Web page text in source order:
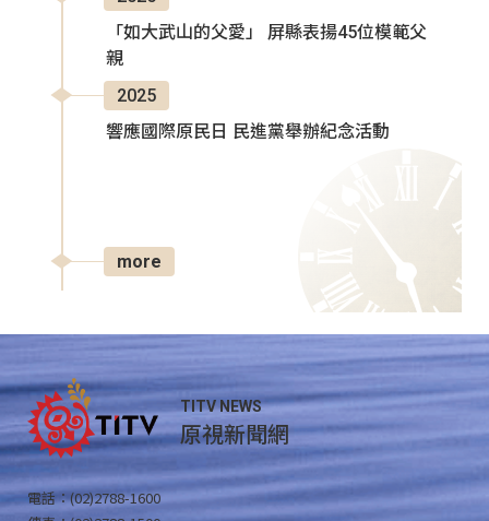
「如大武山的父愛」 屏縣表揚45位模範父
親
2025
響應國際原民日 民進黨舉辦紀念活動
more
TITV NEWS
原視新聞網
電話：(02)2788-1600